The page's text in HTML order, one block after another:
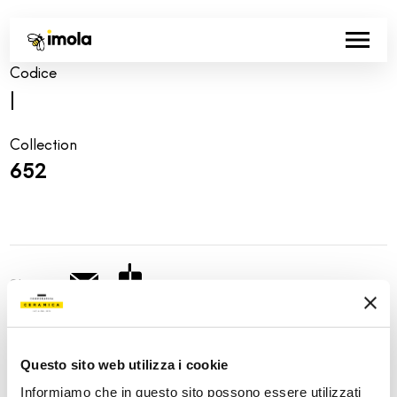
Questo sito web utilizza i cookie
Informiamo che in questo sito possono essere utilizzati
Codice
Collection
652
Share: